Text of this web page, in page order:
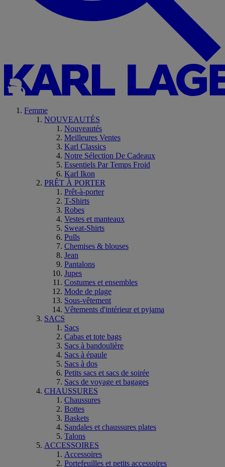
Femme
NOUVEAUTÉS
Nouveautés
Meilleures Ventes
Karl Classics
Notre Sélection De Cadeaux
Essentiels Par Temps Froid
Karl Ikon
PRÊT À PORTER
Prêt-à-porter
T-Shirts
Robes
Vestes et manteaux
Sweat-Shirts
Pulls
Chemises & blouses
Jean
Pantalons
Jupes
Costumes et ensembles
Mode de plage
Sous-vêtement
Vêtements d'intérieur et pyjama
SACS
Sacs
Cabas et tote bags
Sacs à bandoulière
Sacs à épaule
Sacs à dos
Petits sacs et sacs de soirée
Sacs de voyage et bagages
CHAUSSURES
Chaussures
Bottes
Baskets
Sandales et chaussures plates
Talons
ACCESSOIRES
Accessoires
Portefeuilles et petits accessoires